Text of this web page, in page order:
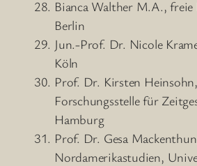
Bianca Walther M.A.,
Berlin
Jun.-Prof. Dr. Nicole
Köln
Prof. Dr. Kirsten Heinsohn,
Forschungsstelle für
Hamburg
Prof. Dr. Gesa
Nordamerikastudien,